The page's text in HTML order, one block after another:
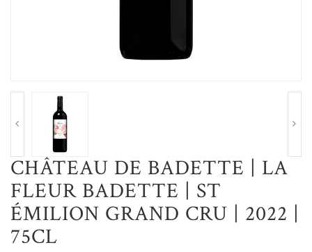
CHÂTEAU DE BADETTE | LA
FLEUR BADETTE | ST
ÉMILION GRAND CRU | 2022 |
75CL